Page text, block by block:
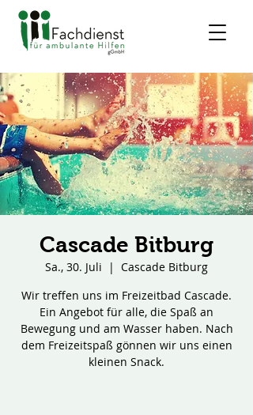
Cascade Bitburg
Sa., 30. Juli
  |
Cascade Bitburg
Wir treffen uns im Freizeitbad Cascade.
Ein Angebot für alle, die Spaß an
Bewegung und am Wasser haben. Nach
dem Freizeitspaß gönnen wir uns einen
kleinen Snack.